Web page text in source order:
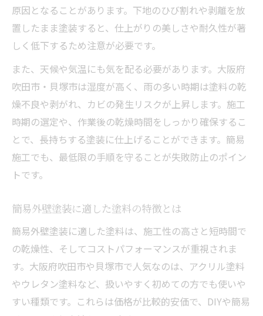
原因となることがあります。下地のひび割れや剥離を放
置したまま塗装すると、仕上がりの美しさや耐久性が著
しく低下するため注意が必要です。
また、天候や気温にも気を配る必要があります。大阪府
吹田市・貝塚市は湿度が高く、雨の多い時期は塗料の乾
燥不良や剥がれ、カビの発生リスクが上昇します。施工
時期の選定や、作業後の乾燥時間をしっかり確保するこ
とで、長持ちする塗装に仕上げることができます。簡易
施工でも、最低限の手順を守ることが失敗防止のポイン
トです。
簡易外壁塗装に適した塗料の特徴とは
簡易外壁塗装に適した塗料は、施工性の高さと短時間で
の乾燥性、そしてコストパフォーマンスが重視されま
す。大阪府吹田市や貝塚市で人気なのは、アクリル塗料
やウレタン塗料など、扱いやすく初めての方でも使いや
すい種類です。これらは価格が比較的安価で、DIYや簡易